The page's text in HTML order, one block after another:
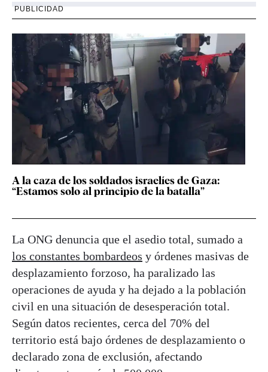
PUBLICIDAD
A la caza de los soldados israelíes de Gaza:
“Estamos solo al principio de la batalla”
La ONG denuncia que el asedio total, sumado a
los constantes bombardeos y órdenes masivas de
desplazamiento forzoso, ha paralizado las
operaciones de ayuda y ha dejado a la población
civil en una situación de desesperación total.
Según datos recientes, cerca del 70% del
territorio está bajo órdenes de desplazamiento o
declarado zona de exclusión, afectando